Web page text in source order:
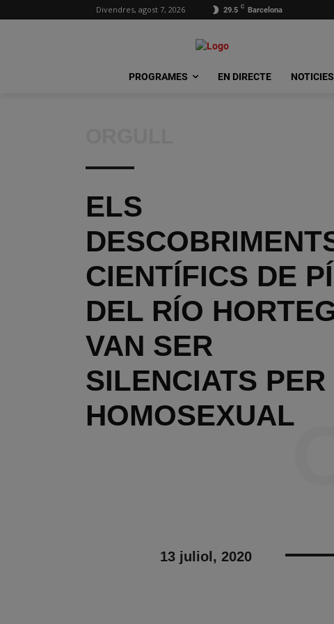
Divendres, agost 7, 2026 29.5 C Barcelona
PROGRAMES EN DIRECTE NOTICIES
ELS
CIENTÍFICS DE
DEL RÍO
VAN SER
SILENCIATS PER
HOMOSEXUAL
13 juliol, 2020